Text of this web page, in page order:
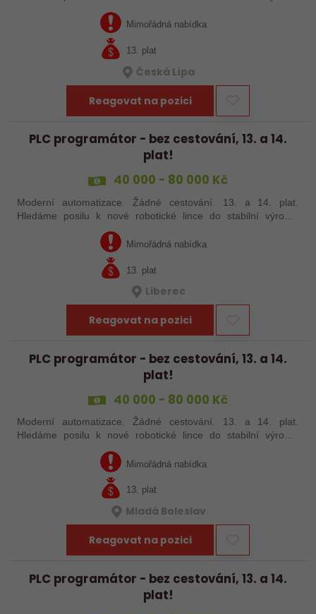
jste šikovný absolvent…
Mimořádná nabídka
13. plat
Česká Lípa
Reagovat na pozici
PLC programátor - bez cestování, 13. a 14.
plat!
40 000 - 80 000 Kč
Moderní automatizace. Žádné cestování. 13. a 14. plat.
Hledáme posilu k nové robotické lince do stabilní výrobní
jste šikovný absolvent…
Mimořádná nabídka
13. plat
Liberec
Reagovat na pozici
PLC programátor - bez cestování, 13. a 14.
plat!
40 000 - 80 000 Kč
Moderní automatizace. Žádné cestování. 13. a 14. plat.
Hledáme posilu k nové robotické lince do stabilní výrobní
jste šikovný absolvent…
Mimořádná nabídka
13. plat
Mladá Boleslav
Reagovat na pozici
PLC programátor - bez cestování, 13. a 14.
plat!